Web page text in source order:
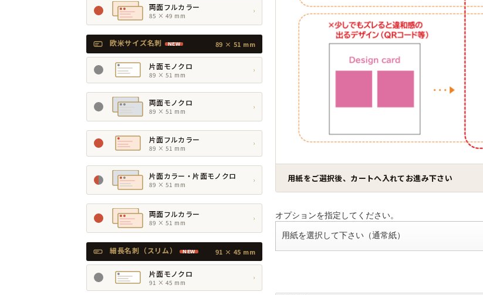
用紙をご選択後、カートへ入れてお進み下さい
オプションを指定してください。
用紙を選択して下さい（通常紙）
両面フルカラー
85 × 49 mm
›
欧米サイズ名刺 NEW 89 × 51 mm
片面モノクロ
89 × 51 mm
›
両面モノクロ
89 × 51 mm
›
片面フルカラー
89 × 51 mm
›
片面カラー・片面モノクロ
89 × 51 mm
›
両面フルカラー
89 × 51 mm
›
細長名刺（スリム） NEW 91 × 45 mm
片面モノクロ
91 × 45 mm
›